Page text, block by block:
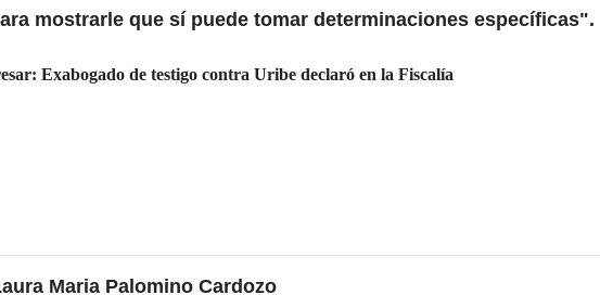
mostrarle que sí puede tomar determinaciones específicas".
Exabogado de testigo contra Uribe declaró en la Fiscalía
Maria Palomino Cardozo